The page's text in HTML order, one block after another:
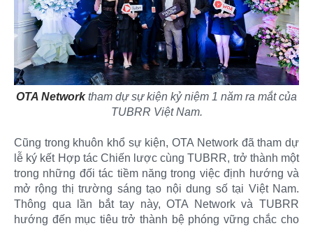
OTA Networktham dự sự kiện kỷ niệm 1 năm ra mắt của
TUBRR Việt Nam.
Cũng trong khuôn khổ sự kiện, OTA Network đã tham dự
lễ ký kết Hợp tác Chiến lược cùng TUBRR, trở thành một
trong những đối tác tiềm năng trong việc định hướng và
mở rộng thị trường sáng tạo nội dung số tại Việt Nam.
Thông qua lần bắt tay này, OTA Network và TUBRR
hướng đến mục tiêu trở thành bệ phóng vững chắc cho